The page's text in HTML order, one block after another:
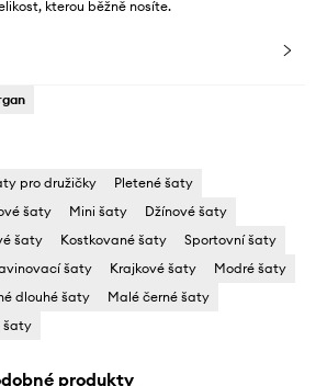
kterou běžně nosíte.
pro družičky
Pletené šaty
šaty Mini šaty
Džínové šaty
šaty Kostkované šaty
Sportovní šaty
šaty Krajkové šaty
Modré šaty
dlouhé šaty
Malé černé šaty
šaty
produkty